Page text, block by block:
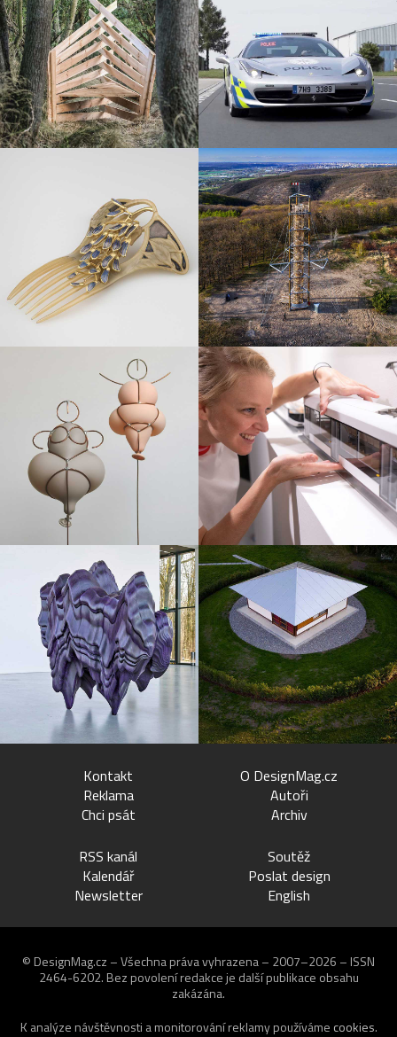
Kontakt
Reklama
Chci psát
O DesignMag.cz
Autoři
Archiv
RSS kanál
Kalendář
Newsletter
Soutěž
Poslat design
English
© DesignMag.cz – Všechna práva vyhrazena – 2007–2026 – ISSN
2464-6202. Bez povolení redakce je další publikace obsahu
zakázána.
K analýze návštěvnosti a monitorování reklamy používáme cookies.